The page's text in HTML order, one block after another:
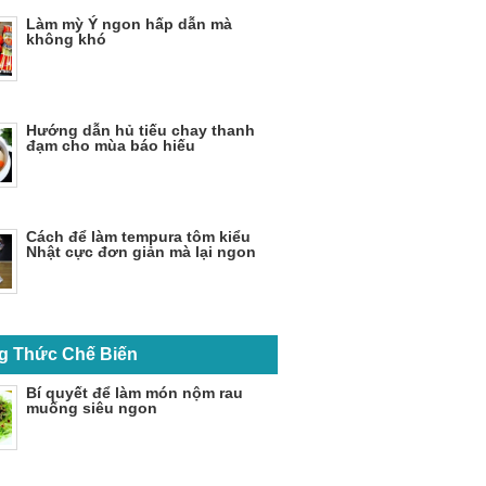
Làm mỳ Ý ngon hấp dẫn mà
không khó
Hướng dẫn hủ tiếu chay thanh
đạm cho mùa báo hiếu
Cách để làm tempura tôm kiểu
Nhật cực đơn giản mà lại ngon
Thức Chế Biến
Bí quyết để làm món nộm rau
muống siêu ngon